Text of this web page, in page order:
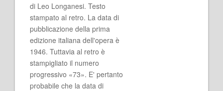
di Leo Longanesi. Testo
stampato al retro. La data di
pubblicazione della prima
edizione italiana dell'opera è
1946. Tuttavia al retro è
stampigliato il numero
progressivo «73». E' pertanto
probabile che la data di